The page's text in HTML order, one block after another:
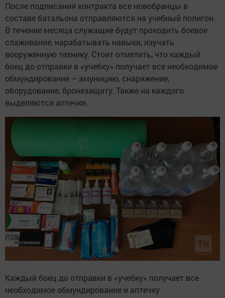
После подписания контракта все новобранцы в
составе батальона отправляются на учебный полигон.
В течение месяца служащие будут проходить боевое
слаживание, нарабатывать навыки, изучать
вооруженную технику. Стоит отметить, что каждый
боец до отправки в «учебку» получает все необходимое
обмундирование – амуницию, снаряжение,
оборудование, бронезащиту. Также на каждого
выделяются аптечки.
Каждый боец до отправки в «учебку» получает все
необходимое обмундирование и аптечку